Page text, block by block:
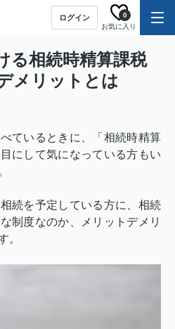
ログイン
お気に入り
0
る相続時精算課税
メリットとは
ているときに、「相続時精算
にして気になっている方もい
続を予定している方に、相続
制度なのか、メリットデメリ
。